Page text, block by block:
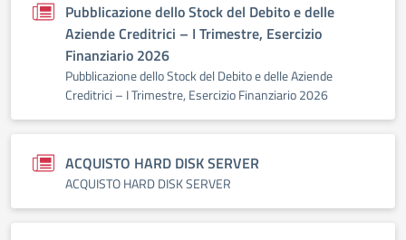
Pubblicazione dello Stock del Debito e delle
Aziende Creditrici – I Trimestre, Esercizio
Finanziario 2026
Pubblicazione dello Stock del Debito e delle Aziende
Creditrici – I Trimestre, Esercizio Finanziario 2026
ACQUISTO HARD DISK SERVER
ACQUISTO HARD DISK SERVER